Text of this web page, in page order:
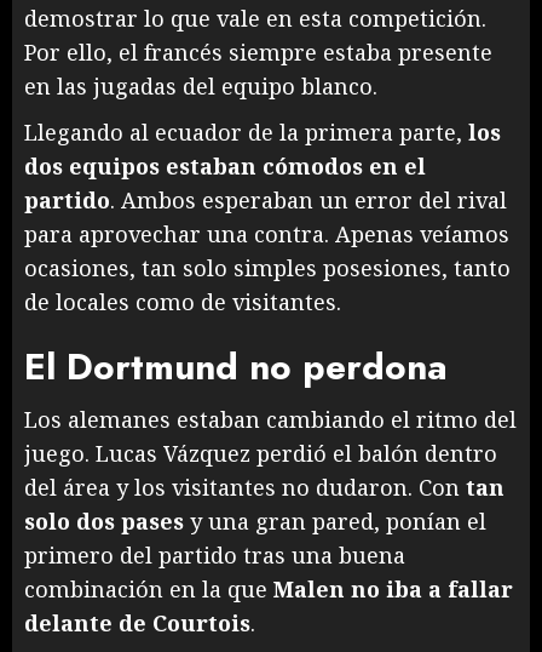
demostrar lo que vale en esta competición.
Por ello, el francés siempre estaba presente
en las jugadas del equipo blanco.
Llegando al ecuador de la primera parte, los
dos equipos estaban cómodos en el
partido. Ambos esperaban un error del rival
para aprovechar una contra. Apenas veíamos
ocasiones, tan solo simples posesiones, tanto
de locales como de visitantes.
El Dortmund no perdona
Los alemanes estaban cambiando el ritmo del
juego. Lucas Vázquez perdió el balón dentro
del área y los visitantes no dudaron. Con tan
solo dos pases y una gran pared, ponían el
primero del partido tras una buena
combinación en la que Malen no iba a fallar
delante de Courtois.